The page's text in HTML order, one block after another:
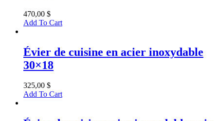
470,00 $
Add To Cart
Évier de cuisine en acier inoxydable
30×18
325,00 $
Add To Cart